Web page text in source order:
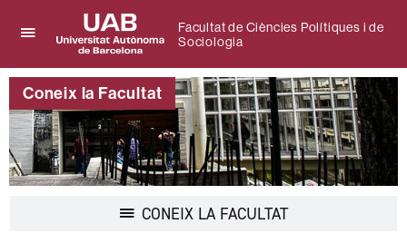
per
desplegar
el
menú
de
Facultat
de
Ciències
Universitat
Autònoma
de
Barcelona
Facultat de Ciències Polítiques i de
Sociologia
Coneix la Facultat
CONEIX LA FACULTATDesplegar